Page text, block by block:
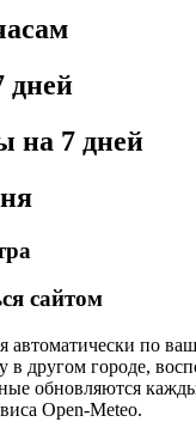
дней
на 7 дней
сайтом
автоматически по
в другом городе,
обновляются
Open-Meteo.